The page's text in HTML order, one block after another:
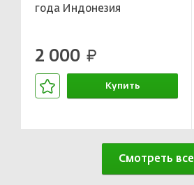
года Индонезия
2 000 руб.
Купить
Смотреть все